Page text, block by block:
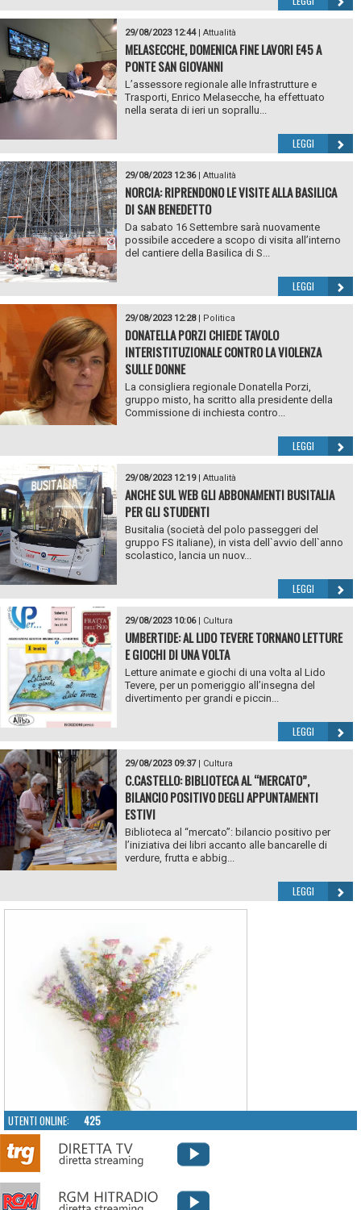
29/08/2023 12:44| Attualità
MELASECCHE, DOMENICA FINE LAVORI E45 A
PONTE SAN GIOVANNI
L’assessore regionale alle Infrastrutture e
Trasporti, Enrico Melasecche, ha effettuato
nella serata di ieri un soprallu...
LEGGI
29/08/2023 12:36| Attualità
NORCIA: RIPRENDONO LE VISITE ALLA BASILICA
DI SAN BENEDETTO
Da sabato 16 Settembre sarà nuovamente
possibile accedere a scopo di visita all’interno
del cantiere della Basilica di S...
LEGGI
29/08/2023 12:28| Politica
DONATELLA PORZI CHIEDE TAVOLO
INTERISTITUZIONALE CONTRO LA VIOLENZA
SULLE DONNE
La consigliera regionale Donatella Porzi,
gruppo misto, ha scritto alla presidente della
Commissione di inchiesta contro...
LEGGI
29/08/2023 12:19| Attualità
ANCHE SUL WEB GLI ABBONAMENTI BUSITALIA
PER GLI STUDENTI
Busitalia (società del polo passeggeri del
gruppo FS italiane), in vista dell`avvio dell`anno
scolastico, lancia un nuov...
LEGGI
29/08/2023 10:06| Cultura
UMBERTIDE: AL LIDO TEVERE TORNANO LETTURE
E GIOCHI DI UNA VOLTA
Letture animate e giochi di una volta al Lido
Tevere, per un pomeriggio all’insegna del
divertimento per grandi e piccin...
LEGGI
29/08/2023 09:37| Cultura
C.CASTELLO: BIBLIOTECA AL “MERCATO”,
BILANCIO POSITIVO DEGLI APPUNTAMENTI
ESTIVI
Biblioteca al “mercato”: bilancio positivo per
l’iniziativa dei libri accanto alle bancarelle di
verdure, frutta e abbig...
LEGGI
UTENTI ONLINE: 425